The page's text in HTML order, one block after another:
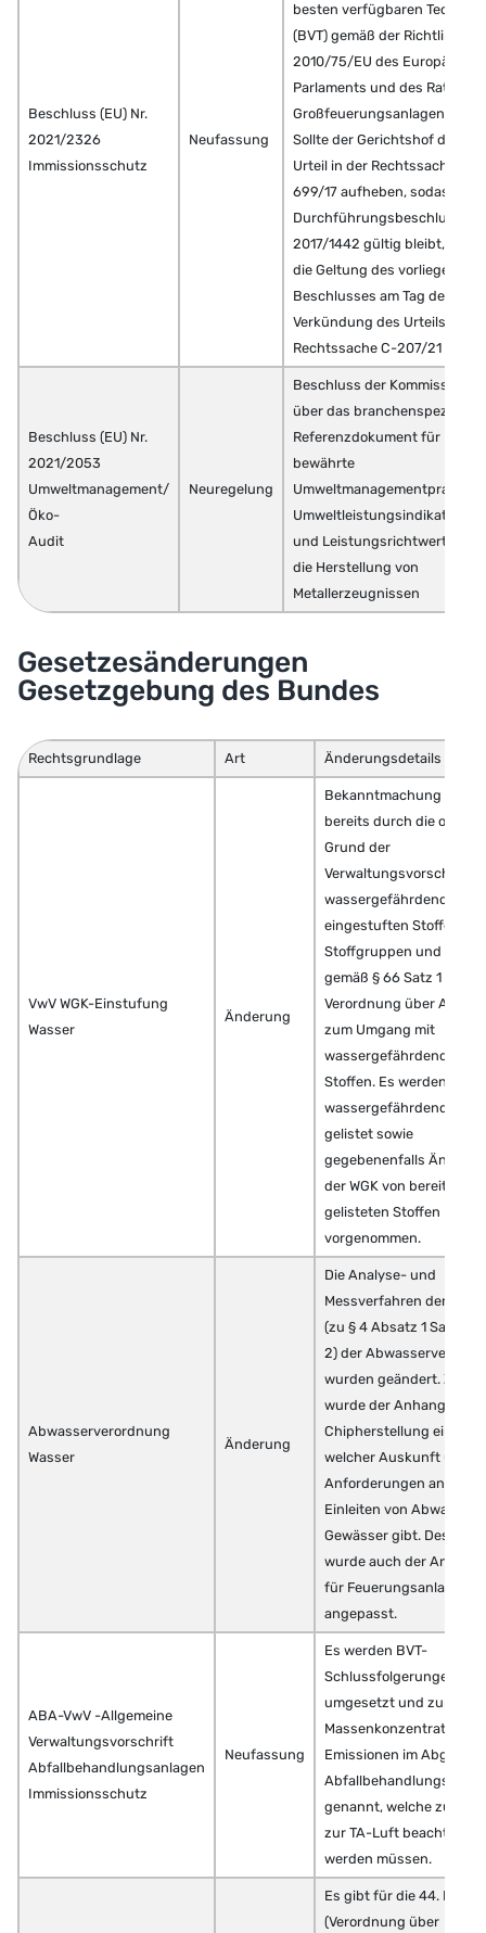
Beschluss (EU) Nr.
2021/2326
Immissionsschutz
Neufassung
besten verfügbaren
(BVT) gemäß der Richtlinie
2010/75/EU des
Parlaments und des Rates für
Großfeuerungsanlagen.
Sollte der Gerichtshof das
Urteil in der Rechtssache T-
699/17 aufheben, sodass der
Durchführungsbeschluss
2017/1442 gültig bleibt, endet
die Geltung des vorliegenden
Beschlusses am Tag der
Verkündung des Urteils in der
Rechtssache C-207/21 P.
Beschluss (EU) Nr.
2021/2053
Umweltmanagement/
Öko-
Audit
Neuregelung
Beschluss der Kommission
über das
Referenzdokument für
bewährte
Umweltleistungsindikatoren
und Leistungsrichtwerte für
die Herstellung von
Metallerzeugnissen
Gesetzesänderungen
Gesetzgebung des Bundes
Rechtsgrundlage Art Änderungsdetails
VwV WGK-Einstufung
Wasser
Änderung
Bekanntmachung der
bereits durch die oder
Grund der
Verwaltungsvorschrift
wassergefährdende
eingestuften Stoffe,
Stoffgruppen und
gemäß § 66 Satz 1 der
Verordnung über
zum Umgang mit
wassergefährdenden
Stoffen. Es werden neue
wassergefährdende
gelistet sowie
gegebenenfalls
der WGK von bereits
gelisteten Stoffen
vorgenommen.
Abwasserverordnung
Wasser
Änderung
Die Analyse- und
Messverfahren der
(zu § 4 Absatz 1 Satz 1
2) der
wurden geändert.
wurde der Anhang 35
Chipherstellung
welcher Auskunft über
Anforderungen an das
Einleiten von Abwasser
Gewässer gibt. Des
wurde auch der Anhang
für Feuerungsanlagen
angepasst.
ABA-VwV -Allgemeine
Verwaltungsvorschrift
Abfallbehandlungsanlagen
Immissionsschutz
Neufassung
Es werden BVT-
Schlussfolgerungen
umgesetzt und zum
Massenkonzentrationen
Emissionen im Abgas
genannt, welche
zur TA-Luft beachtet
werden müssen.
Es gibt für die 44.
(Verordnung über